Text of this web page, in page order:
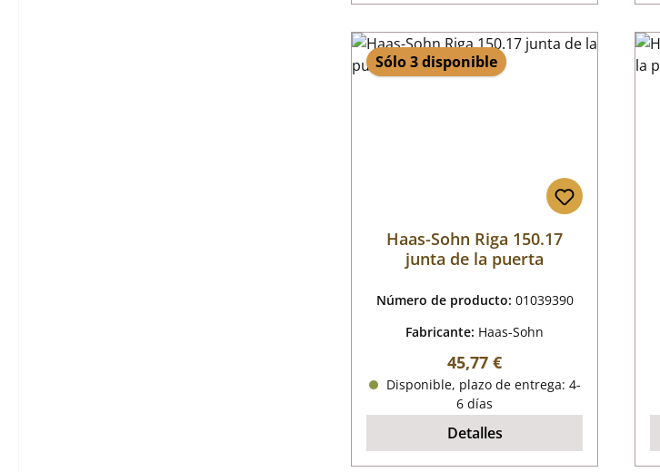
Sólo 3 disponible
Haas-Sohn Riga 150.17
junta de la puerta
Número de producto: 01039390
Fabricante: Haas-Sohn
Precio normal:
45,77 €
Disponible, plazo de entrega: 4-
6 días
Detalles